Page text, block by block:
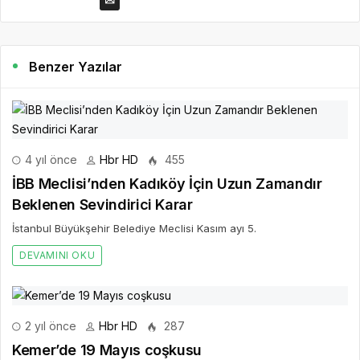
Benzer Yazılar
4 yıl önce Hbr HD 455
İBB Meclisi’nden Kadıköy İçin Uzun Zamandır
Beklenen Sevindirici Karar
İstanbul Büyükşehir Belediye Meclisi Kasım ayı 5.
DEVAMINI OKU
2 yıl önce Hbr HD 287
Kemer’de 19 Mayıs coşkusu